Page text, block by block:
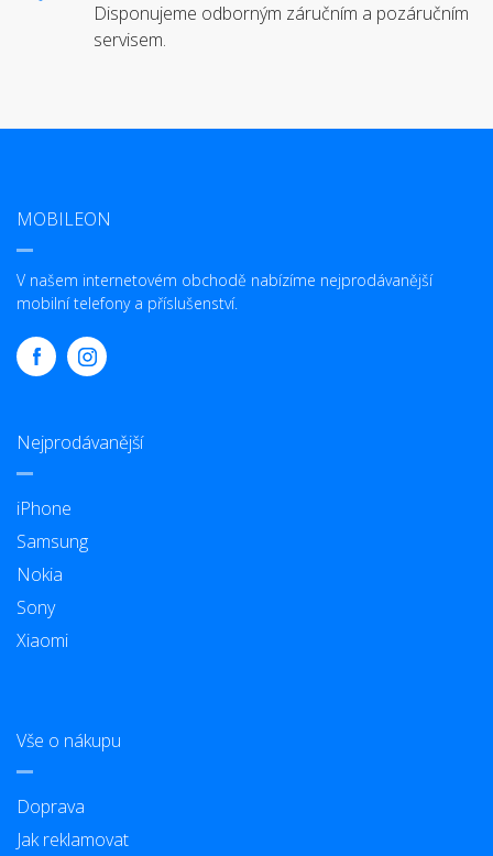
Disponujeme odborným záručním a pozáručním
servisem.
MOBILEON
V našem internetovém obchodě nabízíme nejprodávanější
mobilní telefony a příslušenství.
Nejprodávanější
iPhone
Samsung
Nokia
Sony
Xiaomi
Vše o nákupu
Doprava
Jak reklamovat